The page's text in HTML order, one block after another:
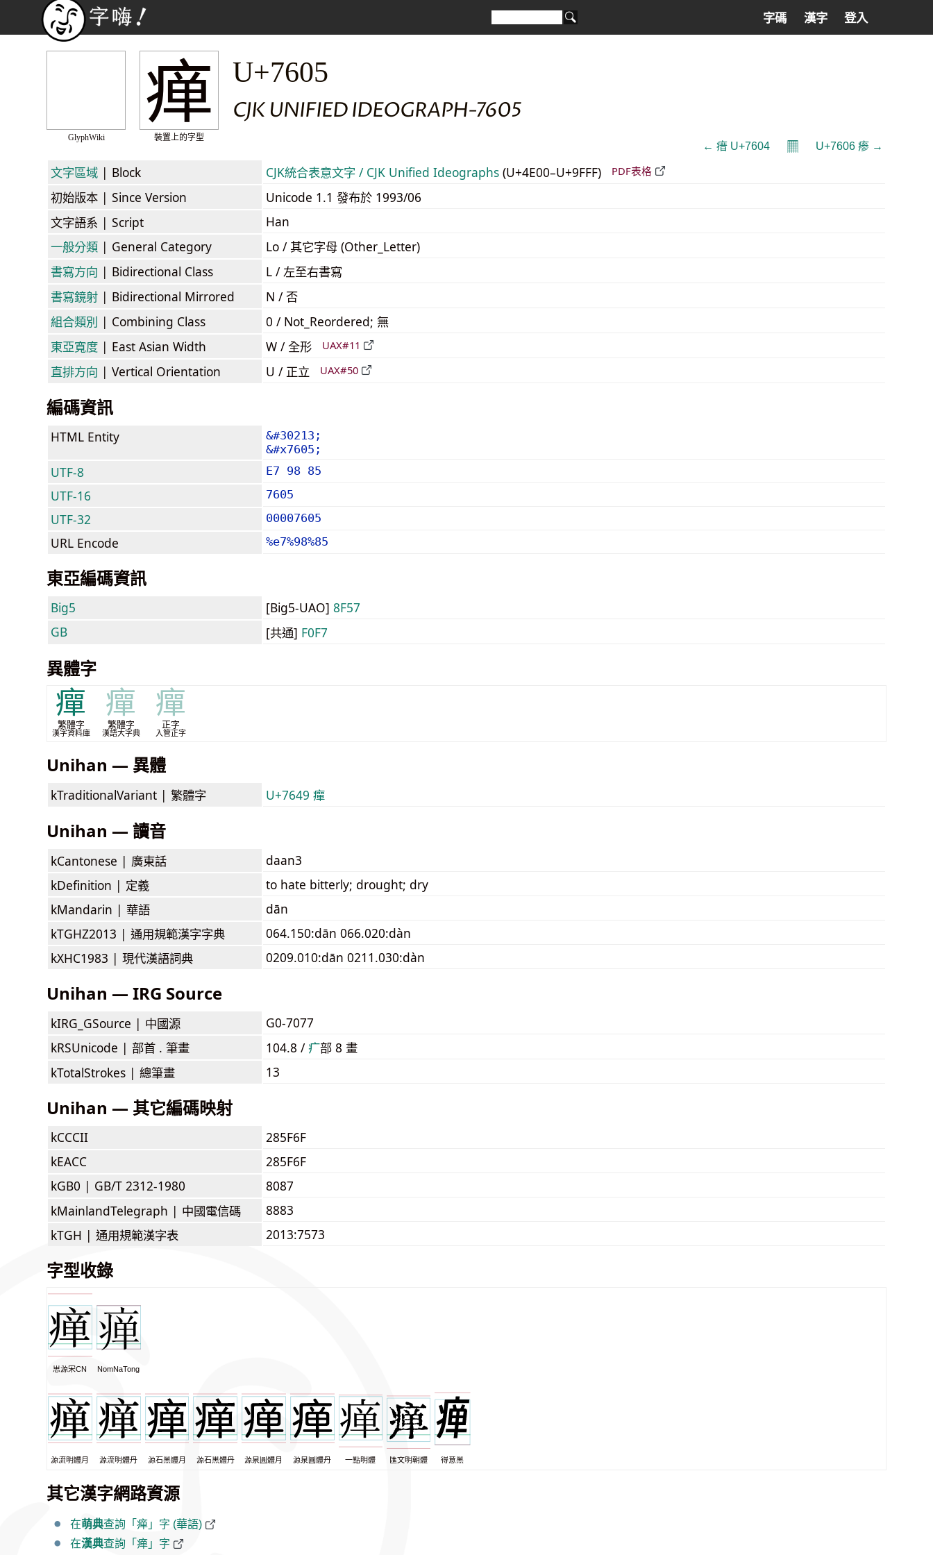
字碼 漢字 登入
GlyphWiki
瘅
裝置上的字型
U+7605
CJK UNIFIED IDEOGRAPH-7605
← 瘄 U+7604 𝄜 U+7606 瘆 →
文字區域 | Block CJK統合表意文字 / CJK Unified Ideographs (U+4E00–U+9FFF) PDF表格
初始版本 | Since Version
Unicode 1.1 發布於 1993/06
文字語系 | Script
Han
一般分類 | General Category
Lo / 其它字母 (Other_Letter)
書寫方向 | Bidirectional Class
L / 左至右書寫
書寫鏡射 | Bidirectional Mirrored
N / 否
組合類別 | Combining Class
0 / Not_Reordered; 無
東亞寬度 | East Asian Width W / 全形 UAX#11
直排方向 | Vertical Orientation U / 正立 UAX#50
編碼資訊
HTML Entity
&#30213;
&#x7605;
UTF-8 E7 98 85
UTF-16 7605
UTF-32 00007605
URL Encode %e7%98%85
東亞編碼資訊
Big5 [Big5-UAO] 8F57
GB
[共通] F0F7
異體字
癉
繁體字
漢字資料庫
癉
繁體字
漢語大字典
癉
正字
入管正字
Unihan — 異體
kTraditionalVariant | 繁體字 U+7649 癉
Unihan — 讀音
kCantonese | 廣東話
daan3
kDefinition | 定義
to hate bitterly; drought; dry
kMandarin | 華語
dān
kTGHZ2013 | 通用規範漢字字典
064.150:dān 066.020:dàn
kXHC1983 | 現代漢語詞典 0209.010:dān 0211.030:dàn
Unihan — IRG Source
kIRG_GSource | 中國源
G0-7077
kRSUnicode | 部首 . 筆畫 104.8 /⽧部 8 畫
kTotalStrokes | 總筆畫 13
Unihan — 其它編碼映射
kCCCII
285F6F
kEACC
285F6F
kGB0 | GB/T 2312-1980
8087
kMainlandTelegraph | 中國電信碼
8883
kTGH | 通用規範漢字表 2013:7573
字型收錄
思源宋CN NomNaTong
源流明體月 源流明體丹 源石黑體月 源石黑體丹 源泉圓體月 源泉圓體丹 一點明體 匯文明朝體 得意黑
其它漢字網路資源
在萌典查詢「瘅」字 (華語)
在漢典查詢「瘅」字